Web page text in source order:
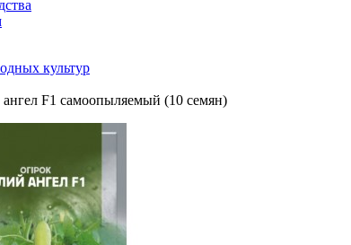
культур
F1 самоопыляемый (10 семян)